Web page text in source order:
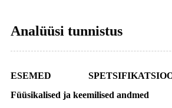
Analüüsi tunnistus
ESEMED
Füüsikalised ja keemilised andmed